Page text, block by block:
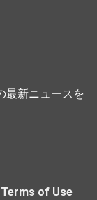
最新ニュースを
Terms of Use